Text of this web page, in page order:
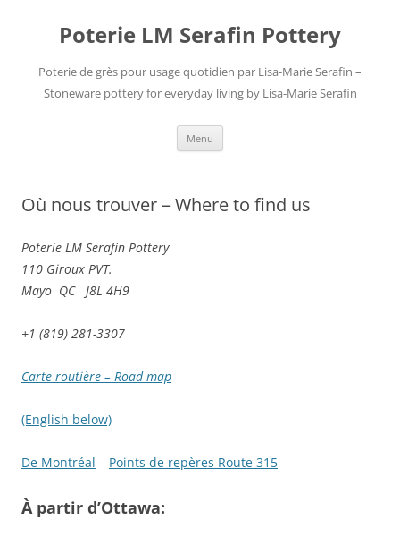
contentPoterie LM Serafin Pottery
Poterie de grès pour usage quotidien par Lisa-Marie Serafin –
Stoneware pottery for everyday living by Lisa-Marie Serafin
Menu
Où nous trouver – Where to find us
Poterie LM Serafin Pottery
110 Giroux PVT.
Mayo QC J8L 4H9
+1 (819) 281-3307
Carte routière – Road map
(English below)
De Montréal – Points de repères Route 315
À partir d’Ottawa: